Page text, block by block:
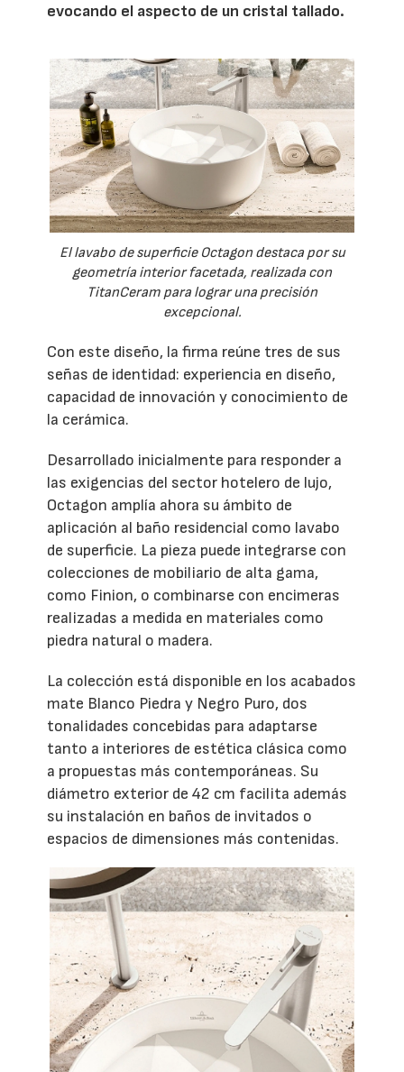
evocando el aspecto de un cristal tallado.
El lavabo de superficie Octagon destaca por su
geometría interior facetada, realizada con
TitanCeram para lograr una precisión
excepcional.
Con este diseño, la firma reúne tres de sus
señas de identidad: experiencia en diseño,
capacidad de innovación y conocimiento de
la cerámica.
Desarrollado inicialmente para responder a
las exigencias del sector hotelero de lujo,
Octagon amplía ahora su ámbito de
aplicación al baño residencial como lavabo
de superficie. La pieza puede integrarse con
colecciones de mobiliario de alta gama,
como Finion, o combinarse con encimeras
realizadas a medida en materiales como
piedra natural o madera.
La colección está disponible en los acabados
mate Blanco Piedra y Negro Puro, dos
tonalidades concebidas para adaptarse
tanto a interiores de estética clásica como
a propuestas más contemporáneas. Su
diámetro exterior de 42 cm facilita además
su instalación en baños de invitados o
espacios de dimensiones más contenidas.